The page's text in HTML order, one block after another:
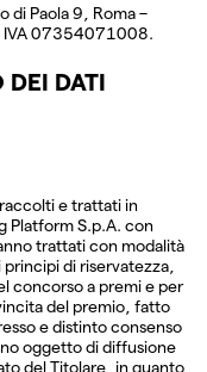
di Paola 9, Roma –
IVA 07354071008.
DEI DATI
e trattati in
Platform S.p.A. con
trattati con modalità
di riservatezza,
concorso a premi e per
del premio, fatto
e distinto consenso
oggetto di diffusione
del Titolare, in quanto